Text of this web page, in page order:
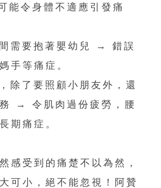
能令身體不適應引發痛
間需要抱著嬰幼兒 → 錯誤
手等痛症。
，除了要照顧小朋友外，還
→ 令肌肉過份疲勞，腰
期痛症。
感受到的痛楚不以為然，
可小，絕不能忽視！阿贊